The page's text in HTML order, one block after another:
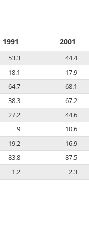
1991 2001
53.3 44.4
18.1 17.9
64.7 68.1
38.3 67.2
27.2 44.6
9 10.6
19.2 16.9
83.8 87.5
1.2 2.3